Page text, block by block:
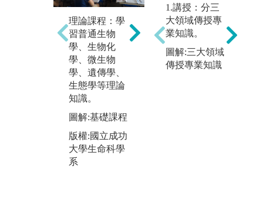
理論課程：學
習普通生物
學、生物化
學、微生物
學、遺傳學、
生態學等理論
知識。
圖解:基礎課程
版權:國立成功
大學生命科學
系
實驗方法：進
行普通生物
學、生物化
學、微生物
學、生態實驗
1.講授：分三
大領域傳授專
業知識。
圖解:三大領域
傳授專業知識